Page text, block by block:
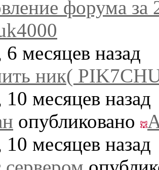
форума за
6 месяцев назад
ник(
10 месяцев назад
опубликовано
10 месяцев назад